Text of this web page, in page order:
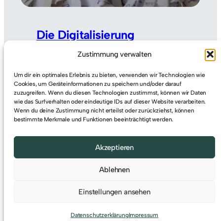
Zustimmung verwalten
Um dir ein optimales Erlebnis zu bieten, verwenden wir Technologien wie
Cookies, um Geräteinformationen zu speichern und/oder darauf
zuzugreifen. Wenn du diesen Technologien zustimmst, können wir Daten
wie das Surfverhalten oder eindeutige IDs auf dieser Website verarbeiten.
Wenn du deine Zustimmung nicht erteilst oder zurückziehst, können
bestimmte Merkmale und Funktionen beeinträchtigt werden.
Akzeptieren
Ablehnen
Einstellungen ansehen
DatenschutzerklärungImpressum
Die Digitalisierung
Die Digitalisierung schreitet in allen
Bereichen unseres Lebens voran, und
Unternehmen stehen vor der
Herausforderung, ihre internen
Abläufe und Vorgänge den
Anforderungen des digitalen
Zeitalters anzupassen. Die Prozess-
und Vorgangsdigitalisierung ist